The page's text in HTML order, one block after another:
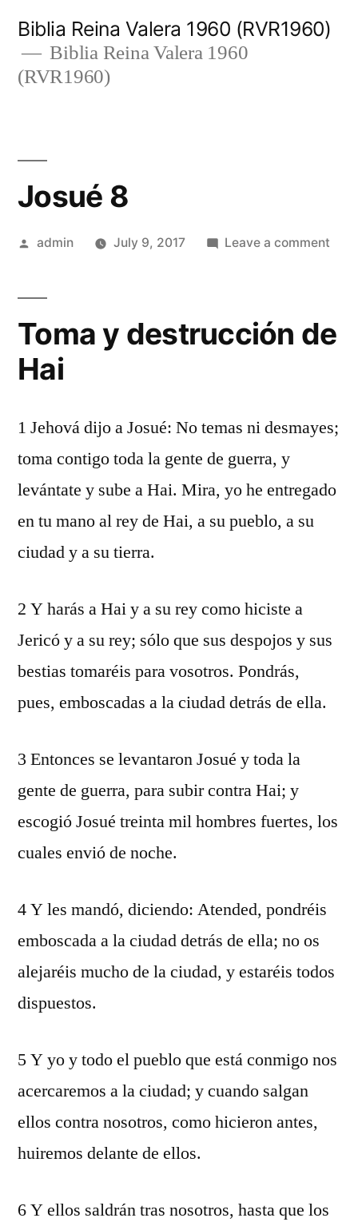
content
Biblia Reina Valera 1960 (RVR1960)
Biblia Reina Valera 1960
(RVR1960)
Josué 8
Posted
admin July 9, 2017 Leave a comment
Toma y destrucción de
Hai
1 Jehová dijo a Josué: No temas ni desmayes;
toma contigo toda la gente de guerra, y
levántate y sube a Hai. Mira, yo he entregado
en tu mano al rey de Hai, a su pueblo, a su
ciudad y a su tierra.
2 Y harás a Hai y a su rey como hiciste a
Jericó y a su rey; sólo que sus despojos y sus
bestias tomaréis para vosotros. Pondrás,
pues, emboscadas a la ciudad detrás de ella.
3 Entonces se levantaron Josué y toda la
gente de guerra, para subir contra Hai; y
escogió Josué treinta mil hombres fuertes, los
cuales envió de noche.
4 Y les mandó, diciendo: Atended, pondréis
emboscada a la ciudad detrás de ella; no os
alejaréis mucho de la ciudad, y estaréis todos
dispuestos.
5 Y yo y todo el pueblo que está conmigo nos
acercaremos a la ciudad; y cuando salgan
ellos contra nosotros, como hicieron antes,
huiremos delante de ellos.
6 Y ellos saldrán tras nosotros, hasta que los